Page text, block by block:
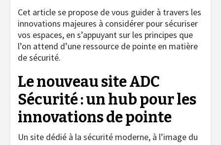
Cet article se propose de vous guider à travers les
innovations majeures à considérer pour sécuriser
vos espaces, en s’appuyant sur les principes que
l’on attend d’une ressource de pointe en matière
de sécurité.
Le nouveau site ADC
Sécurité : un hub pour les
innovations de pointe
Un site dédié à la sécurité moderne, à l’image du